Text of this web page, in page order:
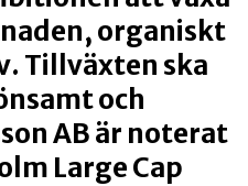
organiskt
Tillväxten ska
och
AB är noterat
Large Cap